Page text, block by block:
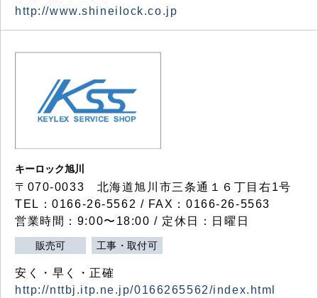
http://www.shineilock.co.jp
キーロック旭川
〒070-0033 北海道旭川市三条通１６丁目右1号
TEL：0166-26-5562 / FAX：0166-26-5563
営業時間：9:00〜18:00 / 定休日：日曜日
販売可 工事・取付可
安く・早く・正確
http://nttbj.itp.ne.jp/0166265562/index.html